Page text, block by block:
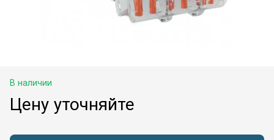
В наличии
Цену уточняйте